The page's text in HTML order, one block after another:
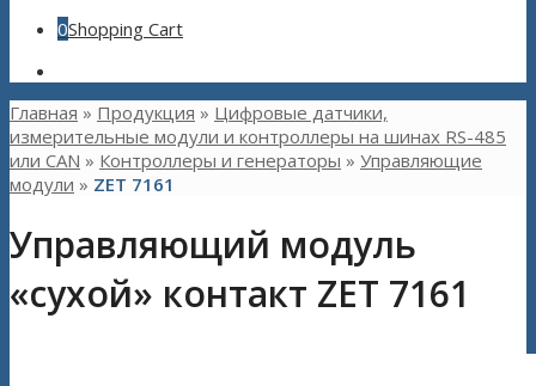
0Shopping Cart
Главная » Продукция » Цифровые датчики,
измерительные модули и контроллеры на шинах RS-485
или CAN » Контроллеры и генераторы » Управляющие
модули » ZET 7161
Управляющий модуль
«сухой» контакт ZET 7161